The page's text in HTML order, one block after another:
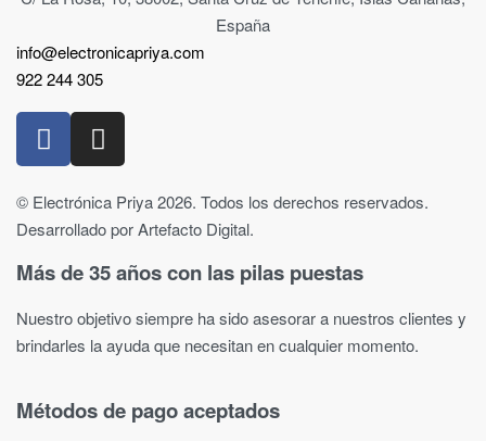
España
info@electronicapriya.com
922 244 305
© Electrónica Priya 2026. Todos los derechos reservados.
Desarrollado por Artefacto Digital.
Más de 35 años con las pilas puestas
Nuestro objetivo siempre ha sido asesorar a nuestros clientes y
brindarles la ayuda que necesitan en cualquier momento.
Métodos de pago aceptados